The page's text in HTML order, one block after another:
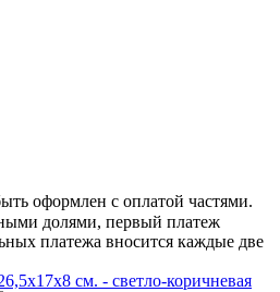
оформлен с оплатой частями.
долями, первый платеж
платежа вносится каждые две
см. - светло-коричневая